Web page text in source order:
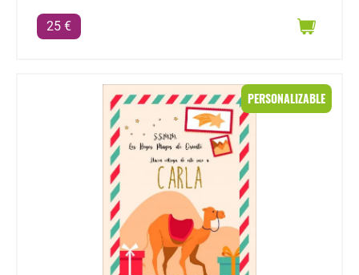
25 €
PERSONALIZABLE
Saco de Cartas Reyes Magos "Nuevo"